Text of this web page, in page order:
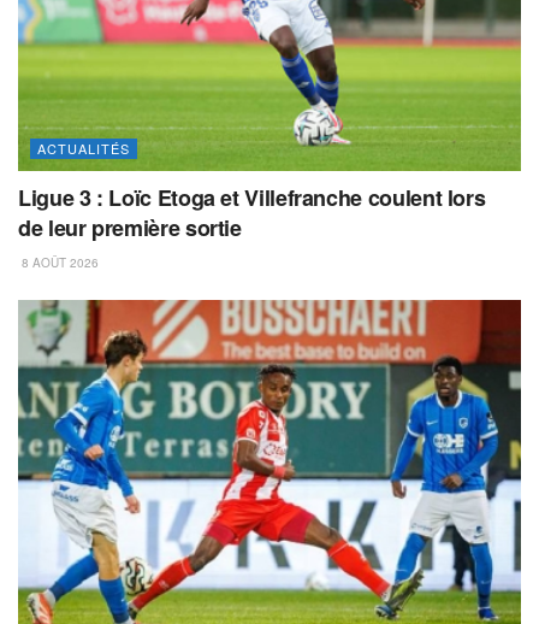
ACTUALITÉS
Ligue 3 : Loïc Etoga et Villefranche coulent lors
de leur première sortie
8 AOÛT 2026